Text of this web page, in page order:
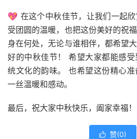
💖 在这个中秋佳节，让我们一起
受团圆的温暖，也把这份美好的祝
身在何处，无论与谁相伴，都希望
好的中秋佳节！ 希望大家都能感
统文化的韵味。 也希望这份精心
一丝温暖和感动。
最后，祝大家中秋快乐，阖家幸福！
 赞(0)